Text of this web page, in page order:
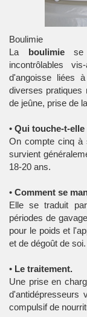
Boulimie
La boulimiese
incontrôlables
d'angoisse liées
diverses pratiques
de jeûne, prise de
• Qui touche-t-elle
On compte cinq à
survient
18-20 ans.
• Comment se
Elle se traduit
périodes de
pour le poids et
et de dégoût de soi.
• Le traitement.
Une prise en
d'antidépresseurs
compulsif de